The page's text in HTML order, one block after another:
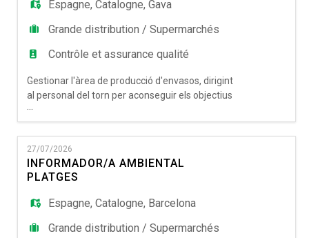
IT
DE
ES
Espagne,Catalogne,Gava
Grande distribution / Supermarchés
Contrôle et assurance qualité
Gestionar l'àrea de producció d'envasos, dirigint
al personal del torn per aconseguir els objectius
establerts, d'acord amb els procediments i les
normes de seguretat. Activitats: • Lliurar els
productes requerits en el temps establert, al cost
estipulat i amb la qualitat requerida. • Liderar,
motivar i dotar de les eines necessàries les
person
27/07/2026
INFORMADOR/A AMBIENTAL
PLATGES
Espagne,Catalogne, Barcelona
Grande distribution / Supermarchés